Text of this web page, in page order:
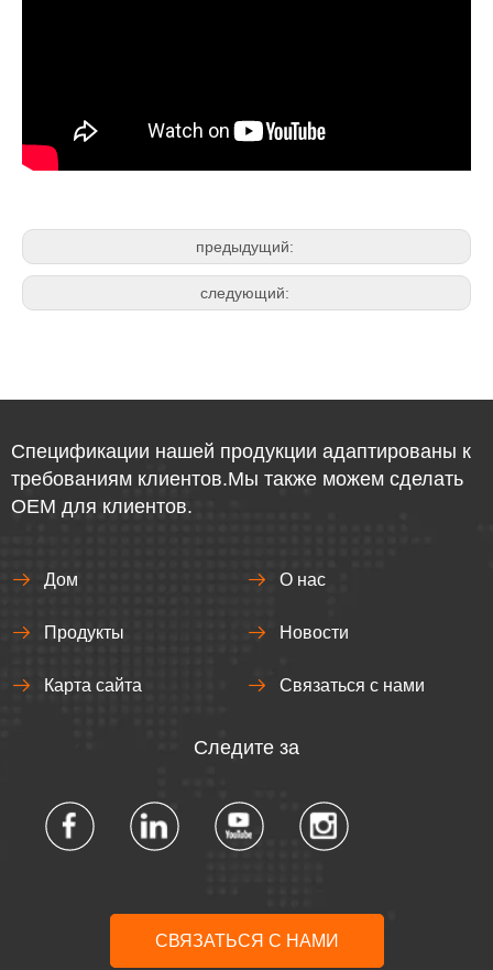
предыдущий:
следующий:
Спецификации нашей продукции адаптированы к
требованиям клиентов.Мы также можем сделать
OEM для клиентов.
Дом О нас
Продукты Новости
Карта сайта Связаться с нами
Следите за
СВЯЗАТЬСЯ С НАМИ